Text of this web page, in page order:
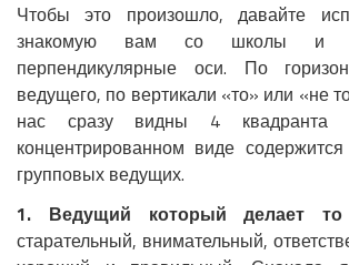
Чтобы это произошло, давайте
знакомую вам со школы и
перпендикулярные оси. По
ведущего, по вертикали «то» или «не
нас сразу видны 4
концентрированном виде
групповых ведущих.
1. Ведущий который делает то
старательный, внимательный,